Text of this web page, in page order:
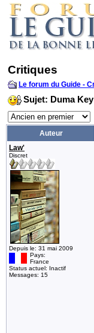
Critiques
Le forum du Guide -
Sujet: Duma
Auteur
Law'
Discret
Depuis le: 31 mai 2009
Pays:
France
Status actuel: Inactif
Messages: 15